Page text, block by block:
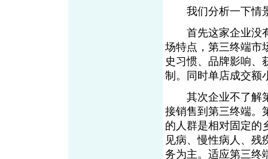
我们分析一下情景
首先这家企业没有
场特点，第三终端市
史习惯、品牌影响、
制。同时单店成交额
其次企业不了解第
接销售到第三终端。
的人群是相对固定的
见病、慢性病人、残
务为主。适应第三终